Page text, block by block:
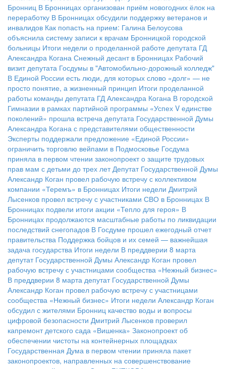
Бронниц В Бронницах организован приём новогодних ёлок на
переработку В Бронницах обсудили поддержку ветеранов и
инвалидов Как попасть на прием: Галина Белоусова
объяснила систему записи к врачам Бронницкой городской
больницы Итоги недели о проделанной работе депутата ГД
Александра Когана Снежный десант в Бронницах Рабочий
визит депутата Госдумы в "Автомобильно-дорожный колледж"
В Единой России есть люди, для которых слово «долг» — не
просто понятие, а жизненный принцип Итоги проделанной
работы команды депутата ГД Александра Когана В городской
Гимназии в рамках партийной программы «Успех V единстве
поколений» прошла встреча депутата Государственной Думы
Александра Когана с представителями общественности
Эксперты поддержали предложение «Единой России»
ограничить торговлю вейпами в Подмосковье Госдума
приняла в первом чтении законопроект о защите трудовых
прав мам с детьми до трех лет Депутат Государственной Думы
Александр Коган провел рабочую встречу с коллективом
компании «Теремъ» в Бронницах Итоги недели Дмитрий
Лысенков провел встречу с участниками СВО в Бронницах В
Бронницах подвели итоги акции «Тепло для героя» В
Бронницах продолжаются масштабные работы по ликвидации
последствий снегопадов В Госдуме прошел ежегодный отчет
правительства Поддержка бойцов и их семей — важнейшая
задача государства Итоги недели В преддверии 8 марта
депутат Государственной Думы Александр Коган провел
рабочую встречу с участницами сообщества «Нежный бизнес»
В преддверии 8 марта депутат Государственной Думы
Александр Коган провел рабочую встречу с участницами
сообщества «Нежный бизнес» Итоги недели Александр Коган
обсудил с жителями Бронниц качество воды и вопросы
цифровой безопасности Дмитрий Лысенков проверил
капремонт детского сада «Вишенка» Законопроект об
обеспечении чистоты на контейнерных площадках
Государственная Дума в первом чтении приняла пакет
законопроектов, направленных на совершенствование